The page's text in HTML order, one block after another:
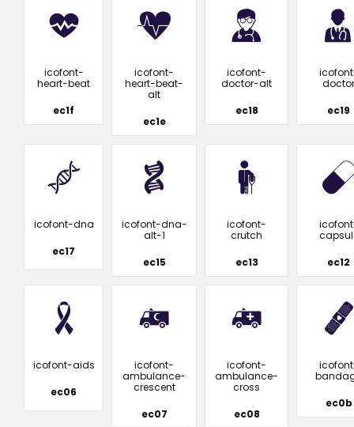
icofont-
heart-beat
ec1f
icofont-
heart-beat-
alt
ec1e
icofont-
doctor-alt
ec18
doctor
ec19
icofont-dna
ec17
icofont-dna-
alt-1
ec15
icofont-
crutch
ec13
ec12
icofont-aids
ec06
icofont-
ambulance-
crescent
ec07
icofont-
ambulance-
cross
ec08
ec0b